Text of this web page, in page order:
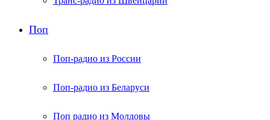
Поп
Поп-радио из России
Поп-радио из Беларуси
Поп радио из Молдовы